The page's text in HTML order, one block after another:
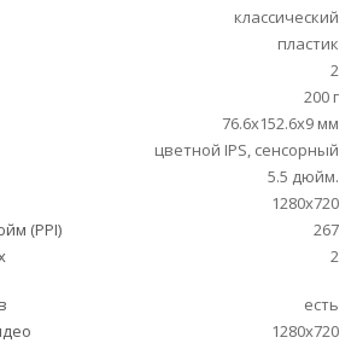
классический
пластик
2
200 г
76.6x152.6x9 мм
цветной IPS, сенсорный
5.5 дюйм.
1280x720
(PPI)
267
2
есть
1280x720